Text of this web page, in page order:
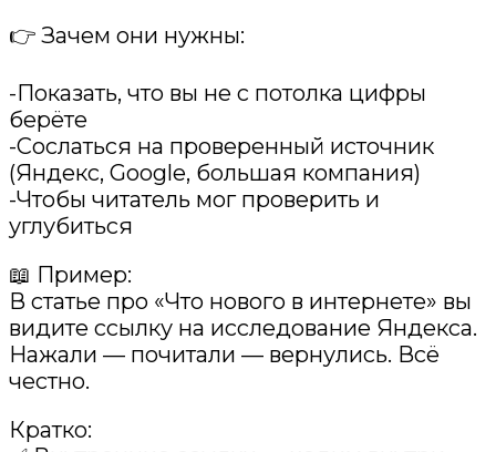
👉 Зачем они нужны:
-Показать, что вы не с потолка цифры
берёте
-Сослаться на проверенный источник
(Яндекс, Google, большая компания)
-Чтобы читатель мог проверить и
углубиться
📖 Пример:
В статье про «Что нового в интернете» вы
видите ссылку на исследование Яндекса.
Нажали — почитали — вернулись. Всё
честно.
Кратко: